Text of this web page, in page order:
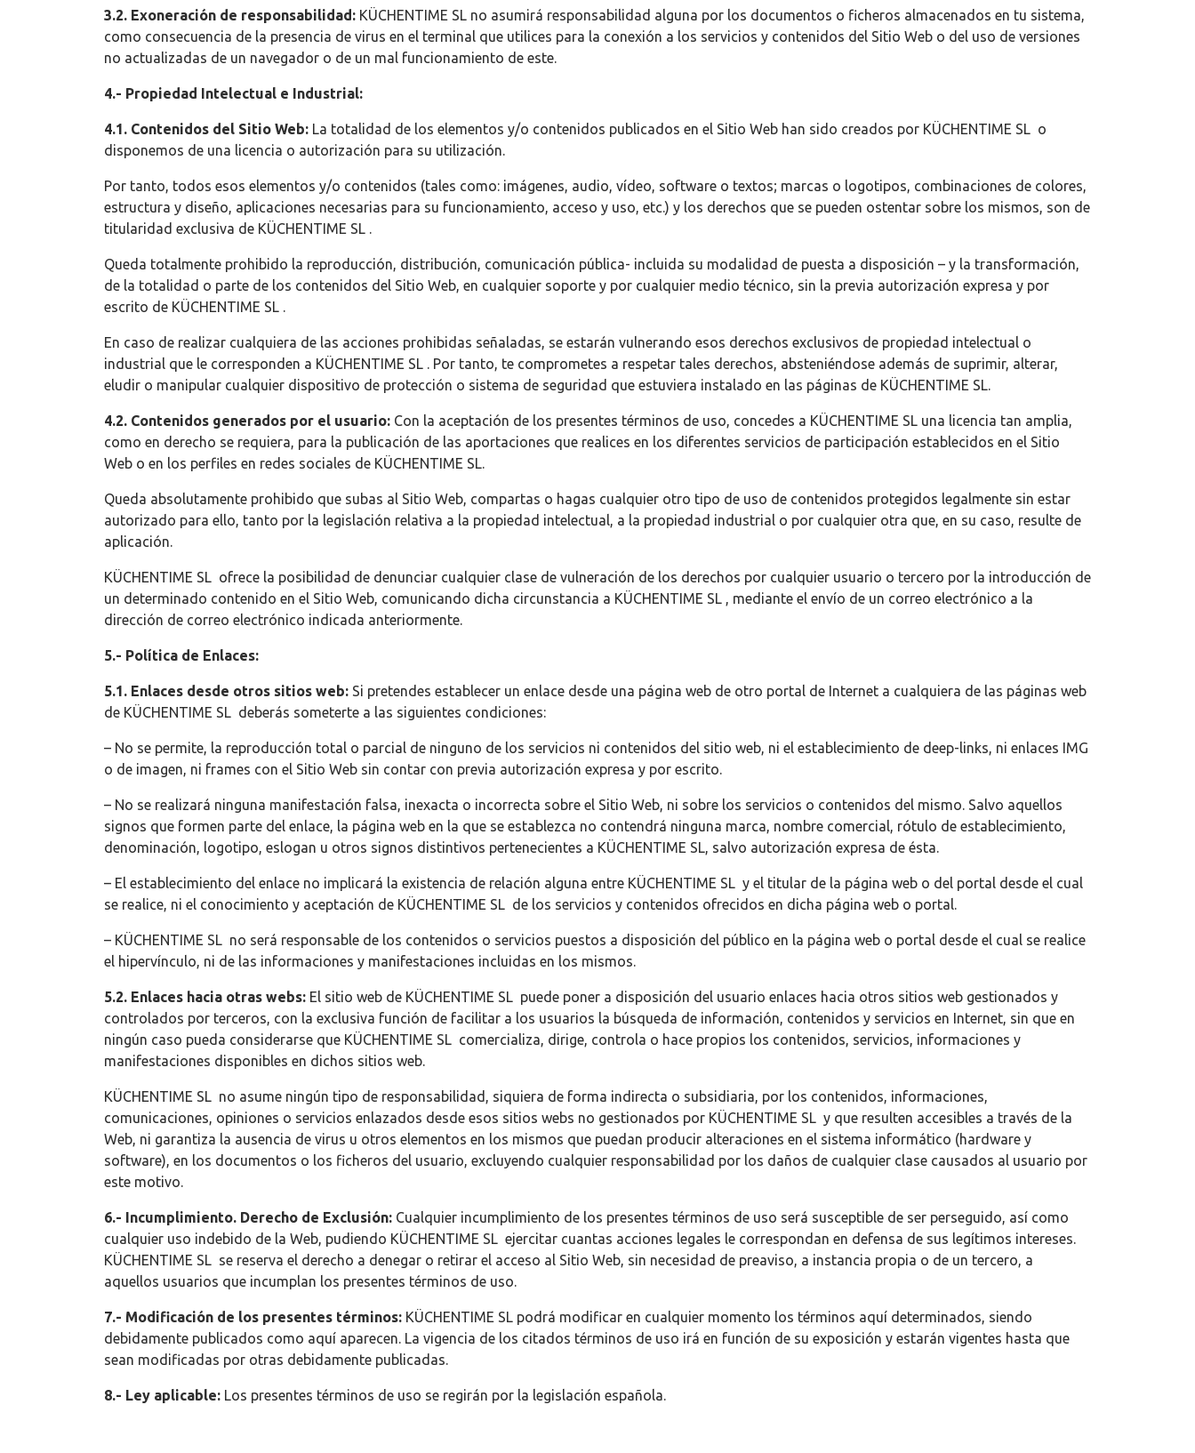
3.2. Exoneración de responsabilidad: KÜCHENTIME SL no asumirá responsabilidad alguna por los documentos o ficheros almacenados en tu sistema,
como consecuencia de la presencia de virus en el terminal que utilices para la conexión a los servicios y contenidos del Sitio Web o del uso de versiones
no actualizadas de un navegador o de un mal funcionamiento de este.
4.- Propiedad Intelectual e Industrial:
4.1. Contenidos del Sitio Web: La totalidad de los elementos y/o contenidos publicados en el Sitio Web han sido creados por KÜCHENTIME SL o
disponemos de una licencia o autorización para su utilización.
Por tanto, todos esos elementos y/o contenidos (tales como: imágenes, audio, vídeo, software o textos; marcas o logotipos, combinaciones de colores,
estructura y diseño, aplicaciones necesarias para su funcionamiento, acceso y uso, etc.) y los derechos que se pueden ostentar sobre los mismos, son de
titularidad exclusiva de KÜCHENTIME SL .
Queda totalmente prohibido la reproducción, distribución, comunicación pública- incluida su modalidad de puesta a disposición – y la transformación,
de la totalidad o parte de los contenidos del Sitio Web, en cualquier soporte y por cualquier medio técnico, sin la previa autorización expresa y por
escrito de KÜCHENTIME SL .
En caso de realizar cualquiera de las acciones prohibidas señaladas, se estarán vulnerando esos derechos exclusivos de propiedad intelectual o
industrial que le corresponden a KÜCHENTIME SL . Por tanto, te comprometes a respetar tales derechos, absteniéndose además de suprimir, alterar,
eludir o manipular cualquier dispositivo de protección o sistema de seguridad que estuviera instalado en las páginas de KÜCHENTIME SL.
4.2. Contenidos generados por el usuario: Con la aceptación de los presentes términos de uso, concedes a KÜCHENTIME SL una licencia tan amplia,
como en derecho se requiera, para la publicación de las aportaciones que realices en los diferentes servicios de participación establecidos en el Sitio
Web o en los perfiles en redes sociales de KÜCHENTIME SL.
Queda absolutamente prohibido que subas al Sitio Web, compartas o hagas cualquier otro tipo de uso de contenidos protegidos legalmente sin estar
autorizado para ello, tanto por la legislación relativa a la propiedad intelectual, a la propiedad industrial o por cualquier otra que, en su caso, resulte de
aplicación.
KÜCHENTIME SL ofrece la posibilidad de denunciar cualquier clase de vulneración de los derechos por cualquier usuario o tercero por la introducción de
un determinado contenido en el Sitio Web, comunicando dicha circunstancia a KÜCHENTIME SL , mediante el envío de un correo electrónico a la
dirección de correo electrónico indicada anteriormente.
5.- Política de Enlaces:
5.1. Enlaces desde otros sitios web: Si pretendes establecer un enlace desde una página web de otro portal de Internet a cualquiera de las páginas web
de KÜCHENTIME SL deberás someterte a las siguientes condiciones:
– No se permite, la reproducción total o parcial de ninguno de los servicios ni contenidos del sitio web, ni el establecimiento de deep-links, ni enlaces IMG
o de imagen, ni frames con el Sitio Web sin contar con previa autorización expresa y por escrito.
– No se realizará ninguna manifestación falsa, inexacta o incorrecta sobre el Sitio Web, ni sobre los servicios o contenidos del mismo. Salvo aquellos
signos que formen parte del enlace, la página web en la que se establezca no contendrá ninguna marca, nombre comercial, rótulo de establecimiento,
denominación, logotipo, eslogan u otros signos distintivos pertenecientes a KÜCHENTIME SL, salvo autorización expresa de ésta.
– El establecimiento del enlace no implicará la existencia de relación alguna entre KÜCHENTIME SL y el titular de la página web o del portal desde el cual
se realice, ni el conocimiento y aceptación de KÜCHENTIME SL de los servicios y contenidos ofrecidos en dicha página web o portal.
– KÜCHENTIME SL no será responsable de los contenidos o servicios puestos a disposición del público en la página web o portal desde el cual se realice
el hipervínculo, ni de las informaciones y manifestaciones incluidas en los mismos.
5.2. Enlaces hacia otras webs: El sitio web de KÜCHENTIME SL puede poner a disposición del usuario enlaces hacia otros sitios web gestionados y
controlados por terceros, con la exclusiva función de facilitar a los usuarios la búsqueda de información, contenidos y servicios en Internet, sin que en
ningún caso pueda considerarse que KÜCHENTIME SL comercializa, dirige, controla o hace propios los contenidos, servicios, informaciones y
manifestaciones disponibles en dichos sitios web.
KÜCHENTIME SL no asume ningún tipo de responsabilidad, siquiera de forma indirecta o subsidiaria, por los contenidos, informaciones,
comunicaciones, opiniones o servicios enlazados desde esos sitios webs no gestionados por KÜCHENTIME SL y que resulten accesibles a través de la
Web, ni garantiza la ausencia de virus u otros elementos en los mismos que puedan producir alteraciones en el sistema informático (hardware y
software), en los documentos o los ficheros del usuario, excluyendo cualquier responsabilidad por los daños de cualquier clase causados al usuario por
este motivo.
6.- Incumplimiento. Derecho de Exclusión: Cualquier incumplimiento de los presentes términos de uso será susceptible de ser perseguido, así como
cualquier uso indebido de la Web, pudiendo KÜCHENTIME SL ejercitar cuantas acciones legales le correspondan en defensa de sus legítimos intereses.
KÜCHENTIME SL se reserva el derecho a denegar o retirar el acceso al Sitio Web, sin necesidad de preaviso, a instancia propia o de un tercero, a
aquellos usuarios que incumplan los presentes términos de uso.
7.- Modificación de los presentes términos: KÜCHENTIME SL podrá modificar en cualquier momento los términos aquí determinados, siendo
debidamente publicados como aquí aparecen. La vigencia de los citados términos de uso irá en función de su exposición y estarán vigentes hasta que
sean modificadas por otras debidamente publicadas.
8.- Ley aplicable: Los presentes términos de uso se regirán por la legislación española.